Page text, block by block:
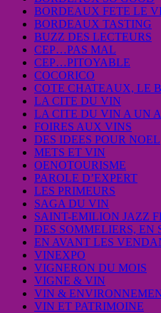
BORDEAUX FETE LE
BORDEAUX TASTING
BUZZ DES LECTEURS
CEP…PAS MAL
CEP…PITOYABLE
COCORICO
COTE CHATEAUX, LE
LA CITE DU VIN
LA CITE DU VIN A UN
FOIRES AUX VINS
DES IDEES POUR NOEL
METS ET VIN
OENOTOURISME
PAROLE D’EXPERT
LES PRIMEURS
SAGA DU VIN
SAINT-EMILION JAZZ
DES SOMMELIERS, EN
EN AVANT LES
VINEXPO
VIGNERON DU MOIS
VIGNE & VIN
VIN &
VIN ET PATRIMOINE